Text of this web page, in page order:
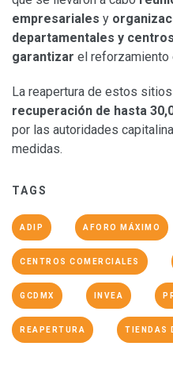
empresariales y
departamentales y
garantizar el reforzamiento
La reapertura de estos
recuperación de hasta
por las autoridades
medidas.
TAGS
ADIP AFORO MÁXIMO
CENTROS COMERCIALES
GCDMX INVEA
REAPERTURA TIENDAS